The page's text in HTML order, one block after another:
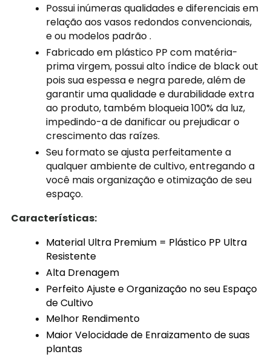
Possui inúmeras qualidades e diferenciais em
relação aos vasos redondos convencionais,
e ou modelos padrão .
Fabricado em plástico PP com matéria-
prima virgem, possui alto índice de black out
pois sua espessa e negra parede, além de
garantir uma qualidade e durabilidade extra
ao produto, também bloqueia 100% da luz,
impedindo-a de danificar ou prejudicar o
crescimento das raízes.
Seu formato se ajusta perfeitamente a
qualquer ambiente de cultivo, entregando a
você mais organização e otimização de seu
espaço.
Características:
Material Ultra Premium = Plástico PP Ultra
Resistente
Alta Drenagem
Perfeito Ajuste e Organização no seu Espaço
de Cultivo
Melhor Rendimento
Maior Velocidade de Enraizamento de suas
plantas